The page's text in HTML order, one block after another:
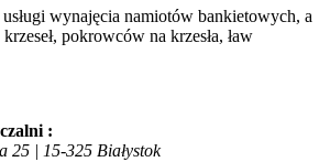
wynajęcia namiotów bankietowych, a
pokrowców na krzesła, ław
:
25 | 15-325 Białystok